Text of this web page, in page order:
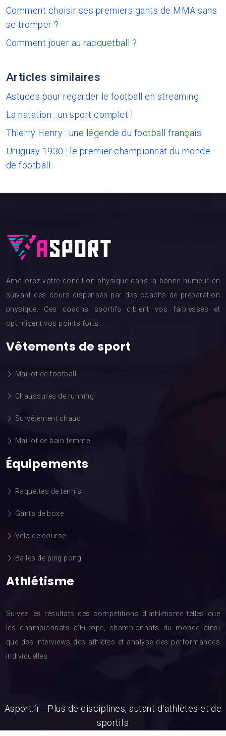
Comment choisir ses premiers gants de MMA sans
se tromper ?
Comment jouer au racquetball ?
Articles similaires
Astuces pour regarder le football en streaming
La natation : un sport complet !
Thierry Henry : une légende du football français
Uruguay 1930 : le premier championnat du monde
de football
Améliorez votre condition physique dans la bonne humeur en
suivant des cours dispensés par des coachs de préparation
physique. Ces coachs sportifs ciblent vos faiblesses et
optimisent vos points forts.
Vêtements de sport
Maillot de football
Chaussures de running
Survêtement chaud
Maillot de bain femme
Équipements
Raquettes de tennis
Gants de boxe
Vélo de course
Balles de ping pong
Athlétisme
Suivez les résultats des compétitions d’athlétisme telles que
les championnats d’Europe, championnats du monde ainsi
que des interviews des athlètes et analyse des performances
individuelles.
Asport.fr - Plus de disciplines, autant d'athlètes et de
sportifs